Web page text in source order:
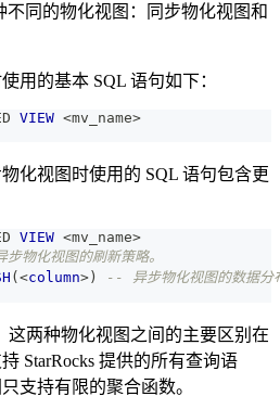
不同的物化视图：同步物化视图和
用的基本 SQL 语句如下：
VIEW <mv_name>
化视图时使用的 SQL 语句包含更
VIEW <mv_name>
物化视图的刷新策略。
(<column>)
-- 异步物化视图的数据分
这两种物化视图之间的主要区别在
StarRocks 提供的所有查询语
支持有限的聚合函数。